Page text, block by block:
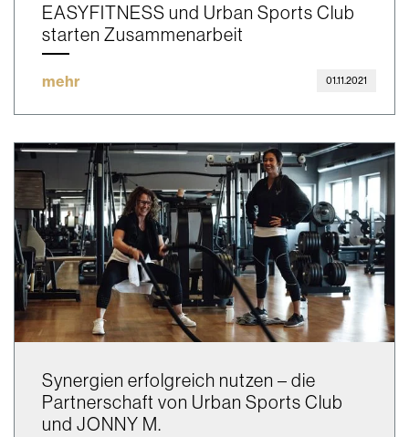
EASYFITNESS und Urban Sports Club
starten Zusammenarbeit
mehr 01.11.2021
Synergien erfolgreich nutzen – die
Partnerschaft von Urban Sports Club
und JONNY M.